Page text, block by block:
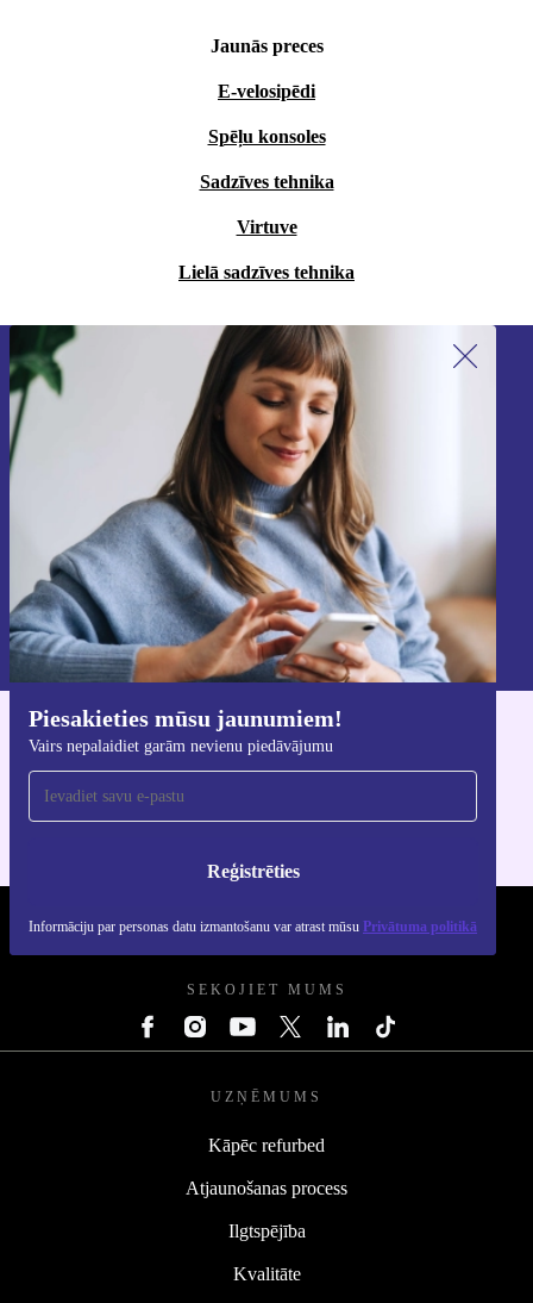
Jaunās preces
E-velosipēdi
Spēļu konsoles
Sadzīves tehnika
Virtuve
Lielā sadzīves tehnika
Piesakieties mūsu jaunumiem!
Vairs nepalaidiet garām nevienu piedāvājumu
Reģistrēties
Informāciju par personas datu izmantošanu var atrast mūsu Privātuma politikā
Piesakieties mūsu jaunumu
saņemšanai!
Nekad vairs nepalaidiet garām nevienu
piedāvājumu.
Reģistrēties
Informāciju par personas datu izmantošanu varat atrast mūsu
Privātuma politikā.
Lejupielādējiet refurbed lietotni
iOS un Android ierīcēm
REFURBED - RETHINK NEW.
SEKOJIET MUMS
UZŅĒMUMS
Kāpēc refurbed
Atjaunošanas process
Ilgtspējība
Kvalitāte